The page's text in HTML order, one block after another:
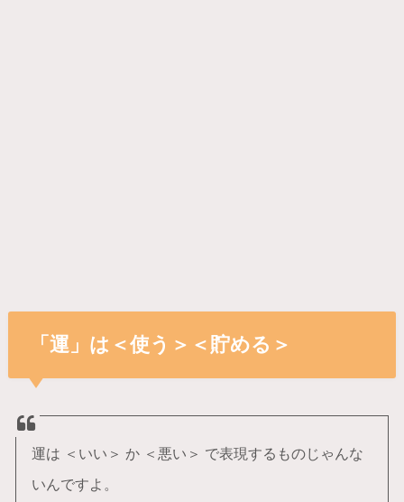
「運」は＜使う＞＜貯める＞
運は ＜いい＞ か ＜悪い＞ で表現するものじゃんな
いんですよ。